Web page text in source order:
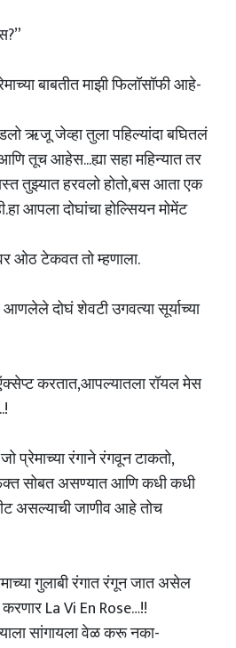
बाबतीत माझी फिलॉसॉफी आहे-
ऋजू जेव्हा तुला पहिल्यांदा बघितलं
तूच आहेस...ह्या सहा महिन्यात तर
तुझ्यात हरवलो होतो,बस आता एक
आपला दोघांचा होल्सियन मोमेंट
ओठ टेकवत तो म्हणाला.
आणलेले दोघं शेवटी उगवत्या सूर्याच्या
करतात,आपल्यातला रॉयल मेस
प्रेमाच्या रंगाने रंगवून टाकतो,
फक्त सोबत असण्यात आणि कधी कधी
असल्याची जाणीव आहे तोच
गुलाबी रंगात रंगून जात असेल
La Vi En Rose…!!
सांगायला वेळ करू नका-